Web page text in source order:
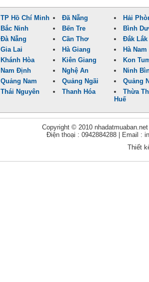
TP Hồ Chí Minh Đã Nẵng
Hải
Bắc Ninh Bến Tre
Bình
Đà Nẵng Cần Thơ
Đắk Lắk
Gia Lai Hà Giang
Hà Nam
Khánh Hòa Kiên Giang
Kon
Nam Định Nghệ An
Ninh
Quảng Nam Quảng Ngãi
Quảng
Thái Nguyên Thanh Hóa
Thừa
Huế
Copyright © 2010
Điện thoại : 0942884288 | Email :
Thiết